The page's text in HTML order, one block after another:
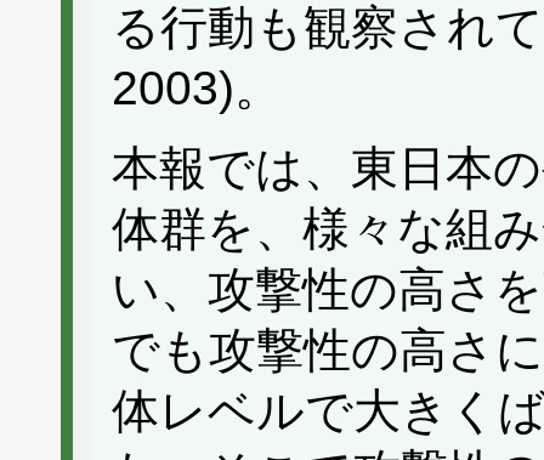
る行動も観察され
2003)。
本報では、東日本
体群を、様々な組
い、攻撃性の高さ
でも攻撃性の高さ
体レベルで大きく